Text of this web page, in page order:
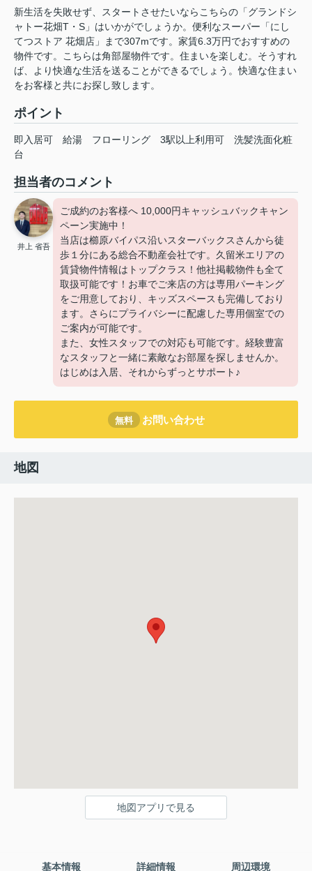
新生活を失敗せず、スタートさせたいならこちらの「グランドシ
ャトー花畑T・S」はいかがでしょうか。便利なスーパー「にし
てつストア 花畑店」まで307mです。家賃6.3万円でおすすめの
物件です。こちらは角部屋物件です。住まいを楽しむ。そうすれ
ば、より快適な生活を送ることができるでしょう。快適な住まい
をお客様と共にお探し致します。
ポイント
即入居可 給湯 フローリング 3駅以上利用可
洗髪洗面化粧
台
担当者のコメント
井上 省吾
ご成約のお客様へ 10,000円キャッシュバックキャン
ペーン実施中！
当店は櫛原バイパス沿いスターバックスさんから徒
歩１分にある総合不動産会社です。久留米エリアの
賃貸物件情報はトップクラス！他社掲載物件も全て
取扱可能です！お車でご来店の方は専用パーキング
をご用意しており、キッズスペースも完備しており
ます。さらにプライバシーに配慮した専用個室での
ご案内が可能です。
また、女性スタッフでの対応も可能です。経験豊富
なスタッフと一緒に素敵なお部屋を探しませんか。
はじめは入居、それからずっとサポート♪
無料 お問い合わせ
地図
地図アプリで見る
基本情報 詳細情報 周辺環境